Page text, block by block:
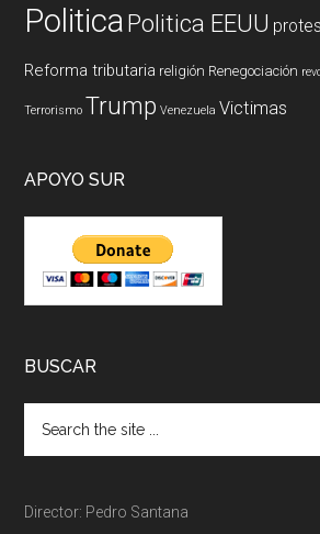
PoliticaPolitica EEUU
Reforma tributaria religión Renegociación
Terrorismo Trump Venezuela Victimas
APOYO SUR
BUSCAR
Director: Pedro Santana